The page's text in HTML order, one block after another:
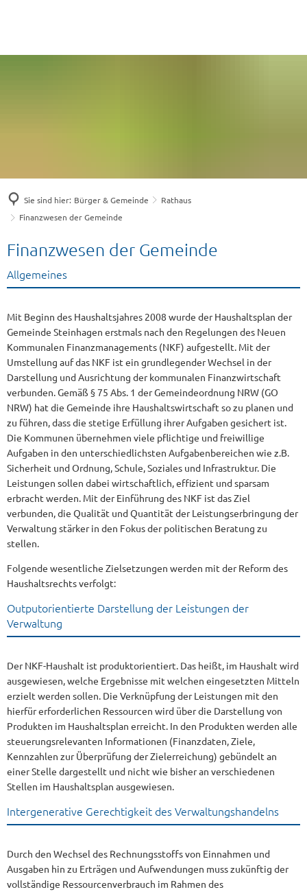
Sie sind hier: Bürger & Gemeinde
Rathaus
Finanzwesen der Gemeinde
Finanzwesen
der
Finanzwesen der Gemeinde
Allgemeines
Mit Beginn des Haushaltsjahres 2008 wurde der Haushaltsplan der
Gemeinde Steinhagen erstmals nach den Regelungen des Neuen
Kommunalen Finanzmanagements (NKF) aufgestellt. Mit der
Umstellung auf das NKF ist ein grundlegender Wechsel in der
Darstellung und Ausrichtung der kommunalen Finanzwirtschaft
verbunden. Gemäß § 75 Abs. 1 der Gemeindeordnung NRW (GO
NRW) hat die Gemeinde ihre Haushaltswirtschaft so zu planen und
zu führen, dass die stetige Erfüllung ihrer Aufgaben gesichert ist.
Die Kommunen übernehmen viele pflichtige und freiwillige
Aufgaben in den unterschiedlichsten Aufgabenbereichen wie z.B.
Sicherheit und Ordnung, Schule, Soziales und Infrastruktur. Die
Leistungen sollen dabei wirtschaftlich, effizient und sparsam
erbracht werden. Mit der Einführung des NKF ist das Ziel
verbunden, die Qualität und Quantität der Leistungserbringung der
Verwaltung stärker in den Fokus der politischen Beratung zu
stellen.
Folgende wesentliche Zielsetzungen werden mit der Reform des
Haushaltsrechts verfolgt:
Outputorientierte Darstellung der Leistungen der
Verwaltung
Der NKF-Haushalt ist produktorientiert. Das heißt, im Haushalt wird
ausgewiesen, welche Ergebnisse mit welchen eingesetzten Mitteln
erzielt werden sollen. Die Verknüpfung der Leistungen mit den
hierfür erforderlichen Ressourcen wird über die Darstellung von
Produkten im Haushaltsplan erreicht. In den Produkten werden alle
steuerungsrelevanten Informationen (Finanzdaten, Ziele,
Kennzahlen zur Überprüfung der Zielerreichung) gebündelt an
einer Stelle dargestellt und nicht wie bisher an verschiedenen
Stellen im Haushaltsplan ausgewiesen.
Intergenerative Gerechtigkeit des Verwaltungshandelns
Durch den Wechsel des Rechnungsstoffs von Einnahmen und
Ausgaben hin zu Erträgen und Aufwendungen muss zukünftig der
vollständige Ressourcenverbrauch im Rahmen des